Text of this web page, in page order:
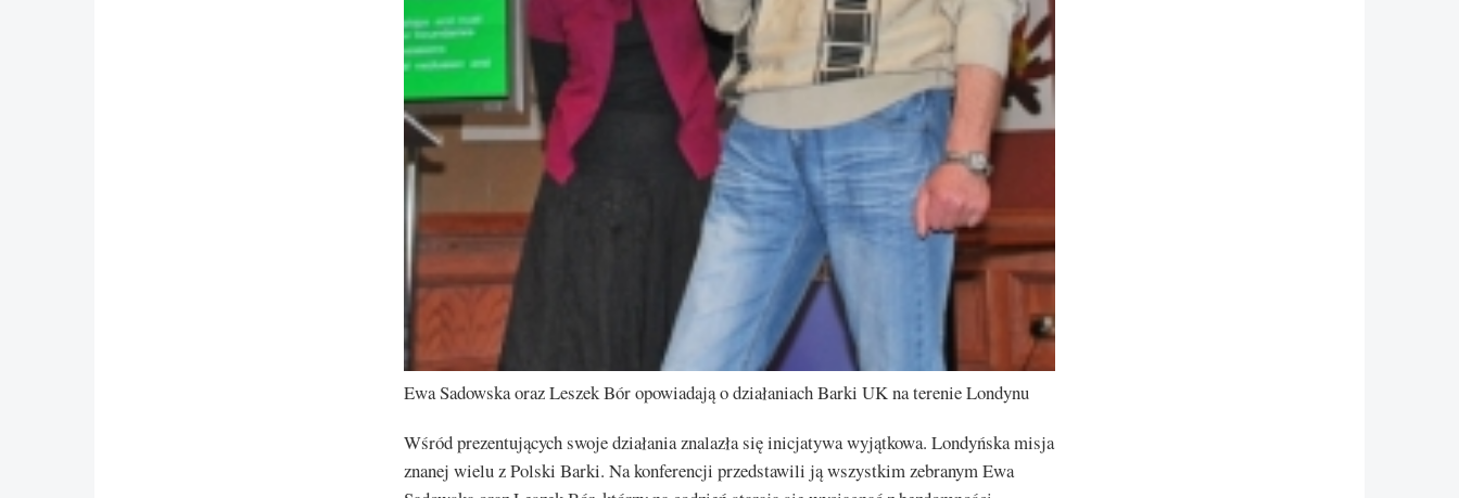
Ewa Sadowska oraz Leszek Bór opowiadają o działaniach Barki UK na terenie Londynu
Wśród prezentujących swoje działania znalazła się inicjatywa wyjątkowa. Londyńska misja
znanej wielu z Polski Barki. Na konferencji przedstawili ją wszystkim zebranym Ewa